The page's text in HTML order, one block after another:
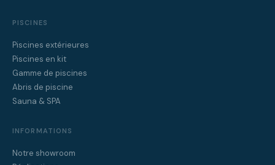
PISCINES
Piscines extérieures
Piscines en kit
Gamme de piscines
Abris de piscine
Sauna & SPA
INFORMATIONS
Notre showroom